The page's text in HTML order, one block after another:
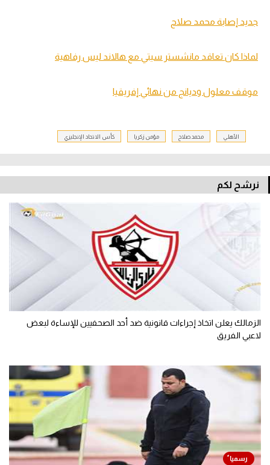
جديد إصابة محمد صلاح
لماذا كان تعاقد مانشستر سيتي مع هالاند ليس رفاهية
موقف معلول وديانج من نهائي إفريقيا
الأهلي محمد صلاح مؤمن زكريا كأس الاتحاد الإنجليزي
نرشح لكم
الزمالك يعلن اتخاذ إجراءات قانونية ضد أحد الصحفيين للإساءة لبعض
لاعبي الفريق